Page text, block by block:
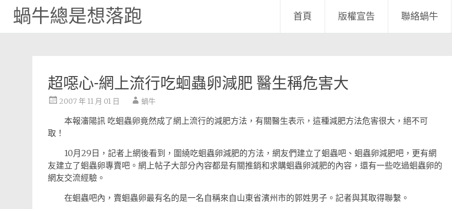
蝸牛總是想落跑 首頁 版權宣告 聯絡蝸牛
超噁心-網上流行吃蛔蟲卵減肥 醫生稱危害大
2007 年 11 月 01 日 蝸牛
本報瀋陽訊 吃蛔蟲卵竟然成了網上流行的減肥方法，有關醫生表示，這種減肥方法危害很大，絕不可
取！
10月29日，記者上網後看到，圍繞吃蛔蟲卵減肥的方法，網友們建立了蛔蟲吧、蛔蟲卵減肥吧，更有網
友建立了蛔蟲卵專賣吧。網上帖子大部分內容都是有關推銷和求購蛔蟲卵減肥的內容，還有一些吃過蛔蟲卵的
網友交流經驗。
在蛔蟲吧內，賣蛔蟲卵最有名的是一名自稱來自山東省濱州市的郭姓男子。記者與其取得聯繫。